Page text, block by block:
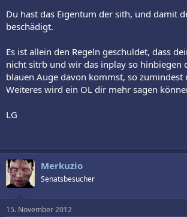
nur hinterfragen. ^^
Vielleicht ist mir auch nur meine Routine aus
Du hast das Eigentum der sith, und damit
beschädigt.
Es ist allein den Regeln geschuldet, dass
nicht sitrb und wir das inplay so hinbiegen
blauen Auge davon kommst, so zumindest
Weiteres wird ein OL dir mehr sagen
LG
Merkuzio
Senatsbesucher
15. November 2012